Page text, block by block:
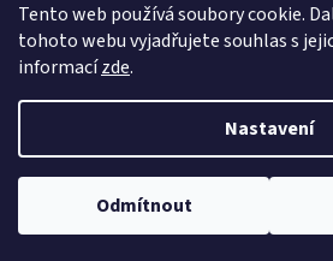
Tento web používá soubory cookie.
tohoto webu vyjadřujete souhlas s
informacízde.
Nastavení
Odmítnout
Copyright 2026Dalumax